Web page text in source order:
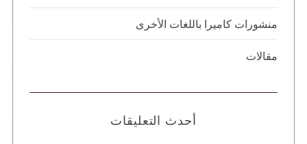
منشورات كاميرا باللغات الأخرى
مقالات
أحدث التعليقات